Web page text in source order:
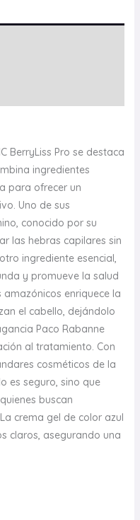
BerryLiss Pro se destaca
ingredientes
para ofrecer un
Uno de sus
conocido por su
las hebras capilares sin
ingrediente esencial,
y promueve la salud
amazónicos enriquece la
el cabello, dejándolo
Paco Rabanne
al tratamiento. Con
cosméticos de la
es seguro, sino que
buscan
crema gel de color azul
claros, asegurando una